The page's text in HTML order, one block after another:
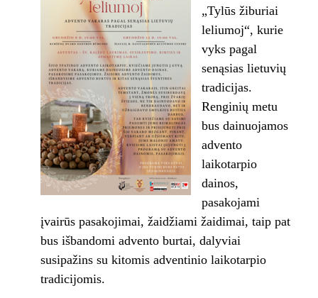
„Tylūs žiburiai
leliumoj“, kurie
vyks pagal
senąsias lietuvių
tradicijas.
Renginių metu
bus dainuojamos
advento
laikotarpio
dainos,
pasakojami
įvairūs pasakojimai, žaidžiami žaidimai, taip pat
bus išbandomi advento burtai, dalyviai
susipažins su kitomis adventinio laikotarpio
tradicijomis.